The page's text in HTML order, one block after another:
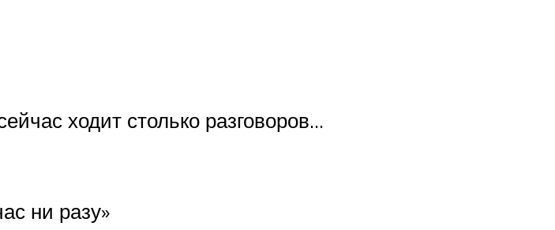
ходит столько разговоров…
ни разу»